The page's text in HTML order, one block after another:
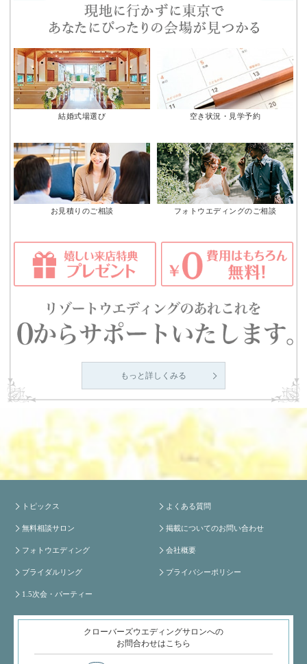
結婚式場選び 空き状況・見学予約
お見積りのご相談 フォトウエディングのご相談
もっと詳しくみる
トピックス
無料相談サロン
フォトウエディング
ブライダルリング
1.5次会・パーティー
よくある質問
掲載についてのお問い合わせ
会社概要
プライバシーポリシー
クローバーズウエディングサロンへの
お問合わせはこちら